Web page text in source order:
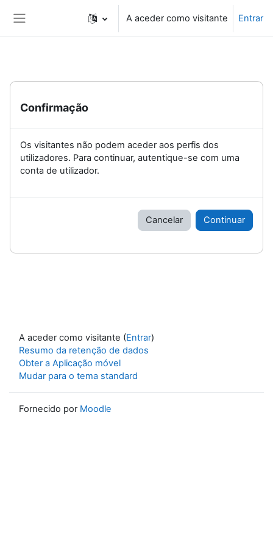
A aceder como visitante Entrar
Confirmação
Os visitantes não podem aceder aos perfis dos
utilizadores. Para continuar, autentique-se com uma
conta de utilizador.
Cancelar Continuar
A aceder como visitante (Entrar)
Resumo da retenção de dados
Obter a Aplicação móvel
Mudar para o tema standard
Fornecido por Moodle